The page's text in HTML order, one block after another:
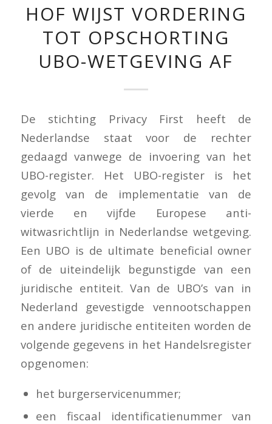
HOF WIJST VORDERING
TOT OPSCHORTING
UBO-WETGEVING AF
De stichting Privacy First heeft de
Nederlandse staat voor de rechter
gedaagd vanwege de invoering van het
UBO-register. Het UBO-register is het
gevolg van de implementatie van de
vierde en vijfde Europese anti-
witwasrichtlijn in Nederlandse wetgeving.
Een UBO is de ultimate beneficial owner
of de uiteindelijk begunstigde van een
juridische entiteit. Van de UBO’s van in
Nederland gevestigde vennootschappen
en andere juridische entiteiten worden de
volgende gegevens in het Handelsregister
opgenomen:
het burgerservicenummer;
een fiscaal identificatienummer van